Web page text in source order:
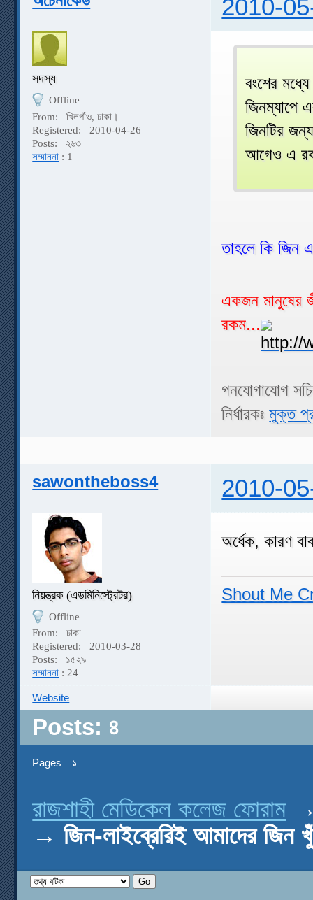
2010-
সদস্য
Offline
From:
খিলগাঁও, ঢাকা।
Registered:
2010-04-26
Posts:
২৬৩
সম্মাননা : 1
বংশের
জিনম্যাপে
জিনটির
আগেও এ
তাহলে কি জিন
একজন মানুষের
রকম...
গনযোগাযোগ
নির্ধারকঃমুক্ত
sawontheboss4 2010-
নিয়ন্ত্রক (এডমিনিস্ট্রেটর)
Offline
From:
ঢাকা
Registered:
2010-03-28
Posts:
১৫২৯
সম্মাননা : 24
অর্ধেক, কারণ
Shout Me
Website
Posts: ৪
Pages ১
রাজশাহী মেডিকেল কলেজ ফোরাম
→জিন-লাইব্রেরিই আমাদের জিন